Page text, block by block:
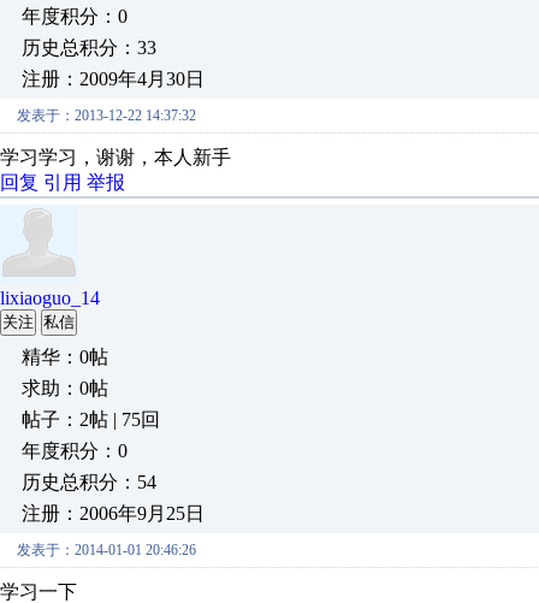
年度积分：0
历史总积分：33
注册：2009年4月30日
发表于：2013-12-22 14:37:32
学习学习，谢谢，本人新手
回复 引用 举报
lixiaoguo_14
关注 私信
精华：0帖
求助：0帖
帖子：2帖 | 75回
年度积分：0
历史总积分：54
注册：2006年9月25日
发表于：2014-01-01 20:46:26
学习一下